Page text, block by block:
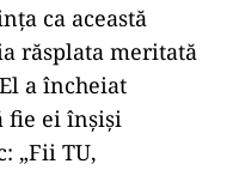
ca această
răsplata meritată
a încheiat
fie ei înșiși
„Fii TU,